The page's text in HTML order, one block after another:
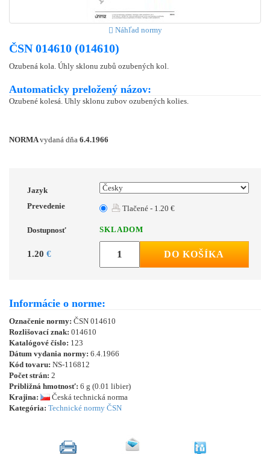
Náhľad normy
ČSN 014610 (014610)
Ozubená kola. Úhly sklonu zubů ozubených kol.
Automaticky preložený názov:
Ozubené kolesá. Uhly sklonu zubov ozubených kolies.
NORMAvydaná dňa 6.4.1966
Jazyk
Prevedenie
Tlačené - 1.20 €
Dostupnosť SKLADOM
1.20 € DO KOŠÍKA
Informácie o norme:
Označenie normy: ČSN 014610
Rozlišovací znak: 014610
Katalógové číslo: 123
Dátum vydania normy: 6.4.1966
Kód tovaru: NS-116812
Počet strán: 2
Približná hmotnosť: 6 g (0.01 libier)
Krajina:
Česká technická norma
Kategória: Technické normy ČSN